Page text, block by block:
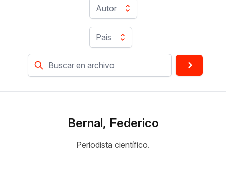
Autor
Pais
Bernal, Federico
Periodista científico.